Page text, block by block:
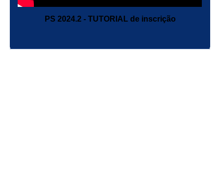
PS 2024.2 - TUTORIAL de inscrição